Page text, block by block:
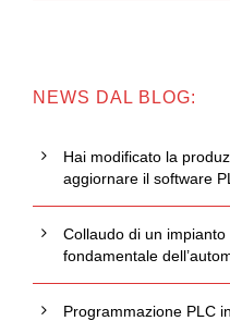
NEWS DAL BLOG:
Hai modificato la
aggiornare il software
Collaudo di un
fondamentale
Programmazione PLC